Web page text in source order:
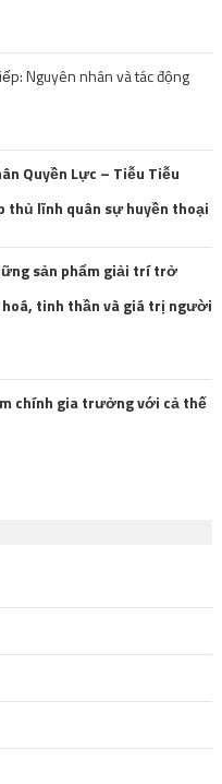
Nguyên nhân và tác động
Quyền Lực – Tiễu Tiễu
thủ lĩnh quân sự huyền thoại
sản phẩm giải trí trở
tinh thần và giá trị người
chính gia trưởng với cả thế